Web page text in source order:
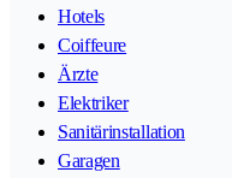
Hotels
Coiffeure
Ärzte
Elektriker
Sanitärinstallation
Garagen